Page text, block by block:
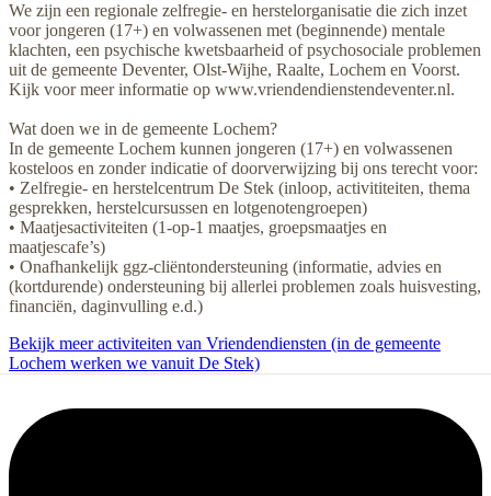
We zijn een regionale zelfregie- en herstelorganisatie die zich inzet
voor jongeren (17+) en volwassenen met (beginnende) mentale
klachten, een psychische kwetsbaarheid of psychosociale problemen
uit de gemeente Deventer, Olst-Wijhe, Raalte, Lochem en Voorst.
Kijk voor meer informatie op www.vriendendienstendeventer.nl.
Wat doen we in de gemeente Lochem?
In de gemeente Lochem kunnen jongeren (17+) en volwassenen
kosteloos en zonder indicatie of doorverwijzing bij ons terecht voor:
• Zelfregie- en herstelcentrum De Stek (inloop, activititeiten, thema
gesprekken, herstelcursussen en lotgenotengroepen)
• Maatjesactiviteiten (1-op-1 maatjes, groepsmaatjes en
maatjescafe’s)
• Onafhankelijk ggz-cliëntondersteuning (informatie, advies en
(kortdurende) ondersteuning bij allerlei problemen zoals huisvesting,
financiën, daginvulling e.d.)
Bekijk meer activiteiten van Vriendendiensten (in de gemeente
Lochem werken we vanuit De Stek)